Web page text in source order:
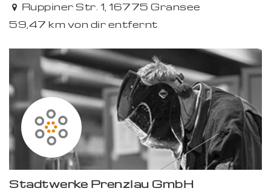
Ruppiner Str. 1, 16775 Gransee
59,47 km von dir entfernt
Stadtwerke Prenzlau GmbH